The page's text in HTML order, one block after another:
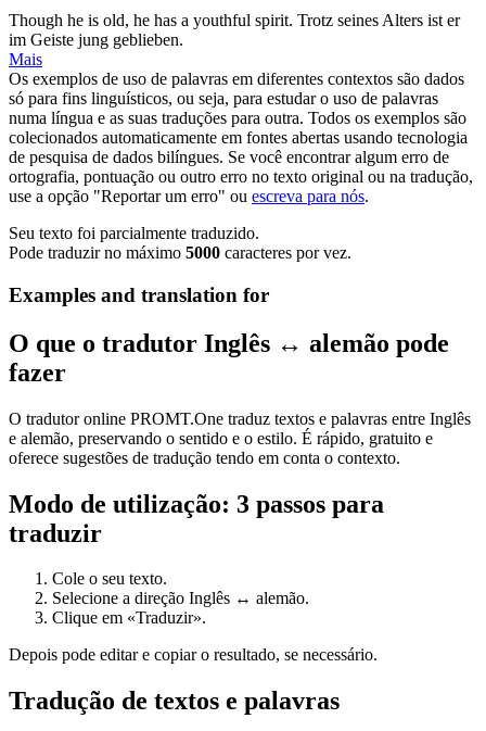
Though he is old, he has a youthful spirit. Trotz seines Alters ist er
im Geiste jung geblieben.
Mais
Os exemplos de uso de palavras em diferentes contextos são dados
só para fins linguísticos, ou seja, para estudar o uso de palavras
numa língua e as suas traduções para outra. Todos os exemplos são
colecionados automaticamente em fontes abertas usando tecnologia
de pesquisa de dados bilíngues. Se você encontrar algum erro de
ortografia, pontuação ou outro erro no texto original ou na tradução,
use a opção "Reportar um erro" ou escreva para nós.
Seu texto foi parcialmente traduzido.
Pode traduzir no máximo 5000 caracteres por vez.
Examples and translation for
O que o tradutor Inglês ↔ alemão pode
fazer
O tradutor online PROMT.One traduz textos e palavras entre Inglês
e alemão, preservando o sentido e o estilo. É rápido, gratuito e
oferece sugestões de tradução tendo em conta o contexto.
Modo de utilização: 3 passos para
traduzir
Cole o seu texto.
Selecione a direção Inglês ↔ alemão.
Clique em «Traduzir».
Depois pode editar e copiar o resultado, se necessário.
Tradução de textos e palavras